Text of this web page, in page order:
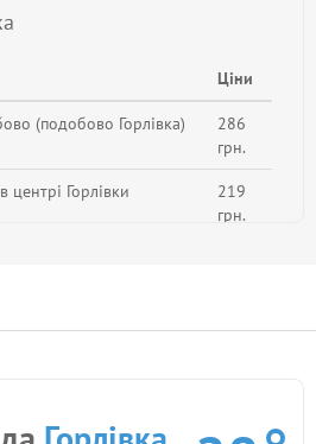
Ціни
(подобово Горлівка)
286
грн.
Горлівки
219
грн.
самому центрі
460